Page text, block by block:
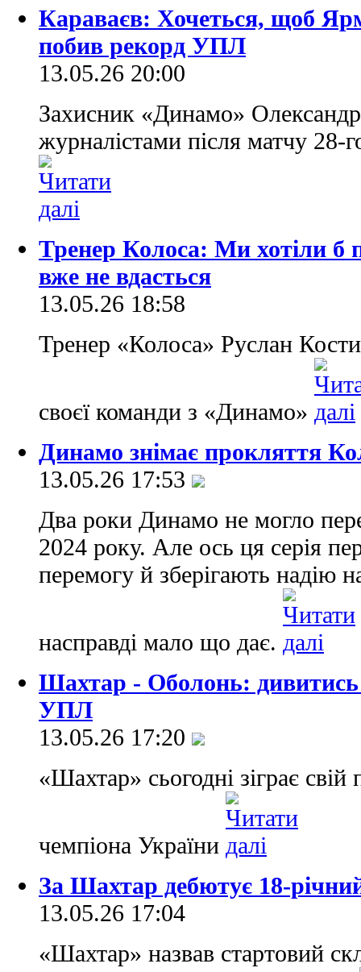
Караваєв: Хочеться, щоб
побив рекорд УПЛ
13.05.26 20:00
Захисник «Динамо» Олександр
журналістами після матчу
Тренер Колоса: Ми хотіли б
вже не вдасться
13.05.26 18:58
Тренер «Колоса» Руслан
своєї команди з «Динамо»
Динамо знімає прокляття
13.05.26 17:53
Два роки Динамо не могло
2024 року. Але ось ця серія
перемогу й зберігають надію
насправді мало що дає.
Шахтар - Оболонь:
УПЛ
13.05.26 17:20
«Шахтар» сьогодні зіграє
чемпіона України
За Шахтар дебютує 18-
13.05.26 17:04
«Шахтар» назвав стартовий